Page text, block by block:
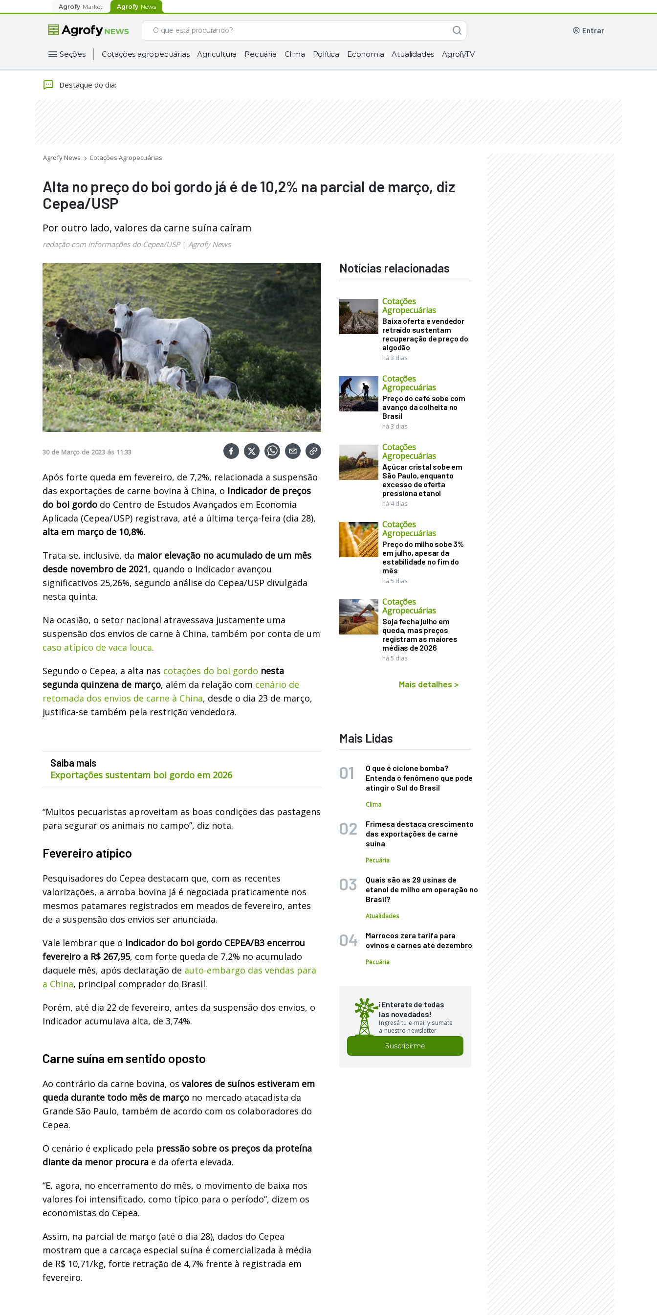
Agrofy Market Agrofy News
entrar
Seções Cotações agropecuárias Agricultura Pecuária Clima Política Economia Atualidades AgrofyTV
Destaque do dia:
Agrofy News Cotações Agropecuárias
Alta no preço do boi gordo já é de 10,2% na parcial de março, diz
Cepea/USP
Por outro lado, valores da carne suína caíram
redação com informações do Cepea/USP| Agrofy News
30 de Março de 2023 ás 11:33
Após forte queda em fevereiro, de 7,2%, relacionada a suspensão
das exportações de carne bovina à China, o Indicador de preços
do boi gordo do Centro de Estudos Avançados em Economia
Aplicada (Cepea/USP) registrava, até a última terça-feira (dia 28),
alta em março de 10,8%.
Trata-se, inclusive, da maior elevação no acumulado de um mês
desde novembro de 2021, quando o Indicador avançou
significativos 25,26%, segundo análise do Cepea/USP divulgada
nesta quinta.
Na ocasião, o setor nacional atravessava justamente uma
suspensão dos envios de carne à China, também por conta de um
caso atípico de vaca louca.
Segundo o Cepea, a alta nas cotações do boi gordo nesta
segunda quinzena de março, além da relação com cenário de
retomada dos envios de carne à China, desde o dia 23 de março,
justifica-se também pela restrição vendedora.
Saiba mais
Exportações sustentam boi gordo em 2026
“Muitos pecuaristas aproveitam as boas condições das pastagens
para segurar os animais no campo”, diz nota.
Fevereiro atípico
Pesquisadores do Cepea destacam que, com as recentes
valorizações, a arroba bovina já é negociada praticamente nos
mesmos patamares registrados em meados de fevereiro, antes
de a suspensão dos envios ser anunciada.
Vale lembrar que o Indicador do boi gordo CEPEA/B3 encerrou
fevereiro a R$ 267,95, com forte queda de 7,2% no acumulado
daquele mês, após declaração de auto-embargo das vendas para
a China, principal comprador do Brasil.
Porém, até dia 22 de fevereiro, antes da suspensão dos envios, o
Indicador acumulava alta, de 3,74%.
Carne suína em sentido oposto
Ao contrário da carne bovina, os valores de suínos estiveram em
queda durante todo mês de março no mercado atacadista da
Grande São Paulo, também de acordo com os colaboradores do
Cepea.
O cenário é explicado pela pressão sobre os preços da proteína
diante da menor procura e da oferta elevada.
“E, agora, no encerramento do mês, o movimento de baixa nos
valores foi intensificado, como típico para o período”, dizem os
economistas do Cepea.
Assim, na parcial de março (até o dia 28), dados do Cepea
mostram que a carcaça especial suína é comercializada à média
de R$ 10,71/kg, forte retração de 4,7% frente à registrada em
fevereiro.
Notícias relacionadas
Cotações
Agropecuárias
Baixa oferta e vendedor
retraído sustentam
recuperação de preço do
algodão
há 3 dias
Cotações
Agropecuárias
Preço do café sobe com
avanço da colheita no
Brasil
há 3 dias
Cotações
Agropecuárias
Açúcar cristal sobe em
São Paulo, enquanto
excesso de oferta
pressiona etanol
há 4 dias
Cotações
Agropecuárias
Preço do milho sobe 3%
em julho, apesar da
estabilidade no fim do
mês
há 5 dias
Cotações
Agropecuárias
Soja fecha julho em
queda, mas preços
registram as maiores
médias de 2026
há 5 dias
Mais detalhes >
Mais Lidas
O que é ciclone bomba?
Entenda o fenômeno que pode
atingir o Sul do Brasil
Clima
Frimesa destaca crescimento
das exportações de carne
suína
Pecuária
Quais são as 29 usinas de
etanol de milho em operação no
Brasil?
Atualidades
Marrocos zera tarifa para
ovinos e carnes até dezembro
Pecuária
¡Enterate de todas
las novedades!
Ingresá tu e-mail y sumate
a nuestro newsletter
Suscribirme